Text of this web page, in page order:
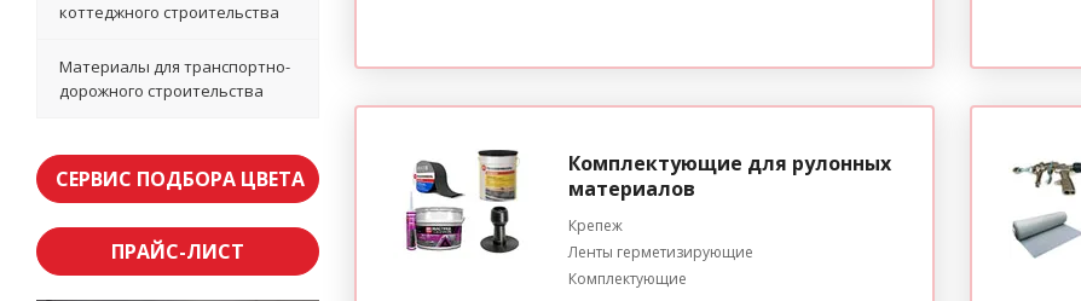
Комплектующие для рулонных
материалов
Крепеж
Ленты герметизирующие
Комплектующие
коттеджного строительства
Материалы для транспортно-
дорожного строительства
СЕРВИС ПОДБОРА ЦВЕТА
ПРАЙС-ЛИСТ